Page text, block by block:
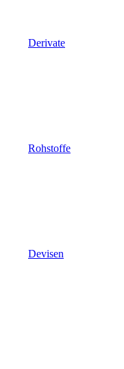
Derivate
Rohstoffe
Devisen